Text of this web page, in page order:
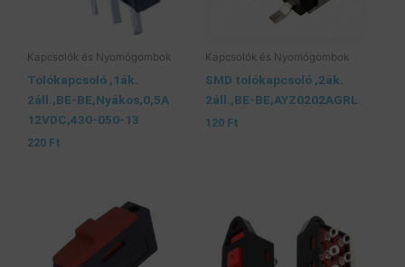
Kapcsolók és Nyomógombok
Tolókapcsoló ,1ák.
2áll.,BE-BE,Nyákos,0,5A
12VDC,430-050-13
220 Ft
Kapcsolók és Nyomógombok
SMD tolókapcsoló ,2ák.
2áll.,BE-BE,AYZ0202AGRL
120 Ft